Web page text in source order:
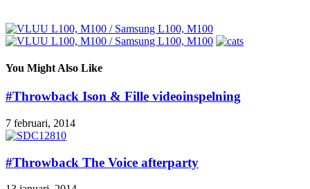
You Might Also Like
#Throwback Ison & Fille videoinspelning
7 februari, 2014
#Throwback The Voice afterparty